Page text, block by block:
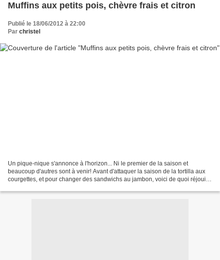
Muffins aux petits pois, chèvre frais et citron
Publié le 18/06/2012 à 22:00
Par christel
Un pique-nique s'annonce à l'horizon... Ni le premier de la saison et
beaucoup d'autres sont à venir! Avant d'attaquer la saison de la tortilla aux
courgettes, et pour changer des sandwichs au jambon, voici de quoi réjouir